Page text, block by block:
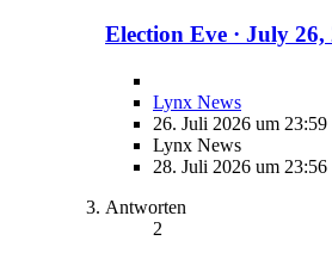
Election Eve · July 26,
Lynx News
26. Juli 2026 um 23:59
Lynx News
28. Juli 2026 um 23:56
Antworten
2